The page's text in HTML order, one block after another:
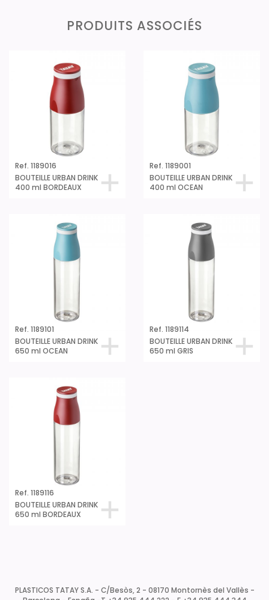
PRODUITS ASSOCIÉS
Ref. 1189016
BOUTEILLE URBAN DRINK
400 ml BORDEAUX
Ref. 1189001
BOUTEILLE URBAN DRINK
400 ml OCEAN
Ref. 1189101
BOUTEILLE URBAN DRINK
650 ml OCEAN
Ref. 1189114
BOUTEILLE URBAN DRINK
650 ml GRIS
Ref. 1189116
BOUTEILLE URBAN DRINK
650 ml BORDEAUX
PLASTICOS TATAY S.A. - C/Besòs, 2 - 08170 Montornès del Vallès -